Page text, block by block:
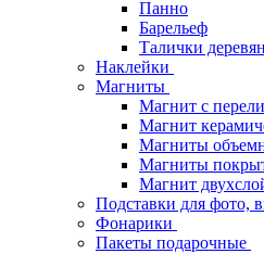
Панно
Барельеф
Талички
Наклейки
Магниты
Магнит с
Магнит
Магниты
Магниты
Магнит
Подставки для фото,
Фонарики
Пакеты подарочные